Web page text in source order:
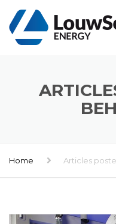
Home Articles